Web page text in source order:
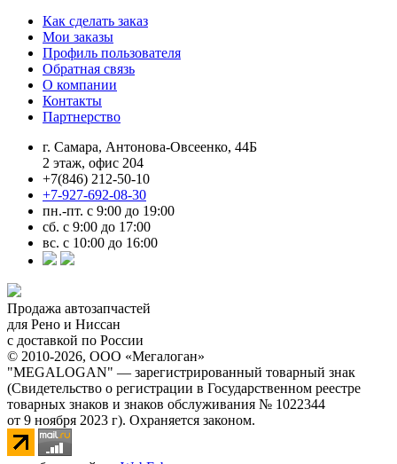
Как сделать заказ
Мои заказы
Профиль пользователя
Обратная связь
О компании
Контакты
Партнерство
г. Самара, Антонова-Овсеенко, 44Б
2 этаж, офис 204
+7(846) 212-50-10
+7-927-692-08-30
пн.-пт. с 9:00 до 19:00
сб. с 9:00 до 17:00
вс. с 10:00 до 16:00
Продажа автозапчастей
для Рено и Ниссан
с доставкой по России
© 2010-2026, ООО «Мегалоган»
"MEGALOGAN" — зарегистрированный товарный знак
(Свидетельство о регистрации в Государственном реестре
товарных знаков и знаков обслуживания № 1022344
от 9 ноября 2023 г). Охраняется законом.